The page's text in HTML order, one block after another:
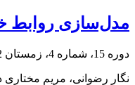
مدل‌سازی روابط
دوره 15، شماره 4، زمستان 1402، صفحه
نگار رضوانی، مریم